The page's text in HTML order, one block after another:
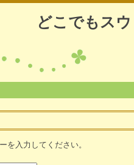
どこでもス
を入力してください。